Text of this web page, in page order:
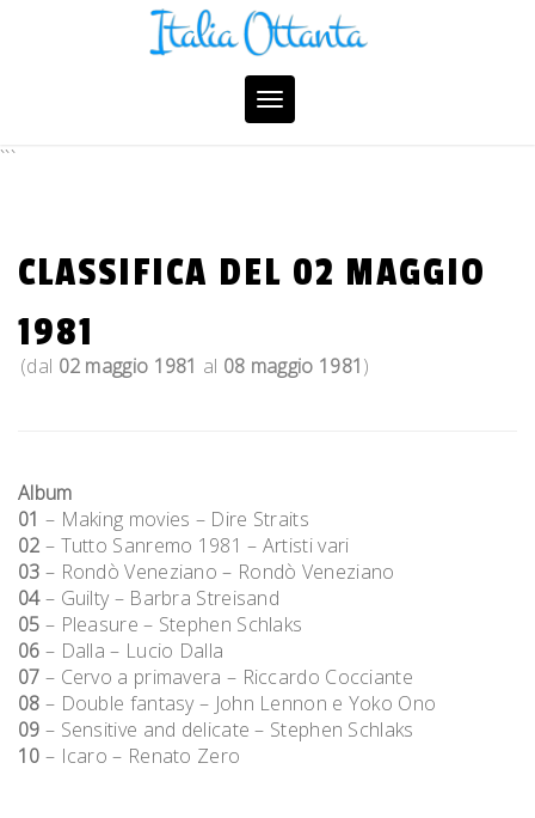
Toggle
navigation
```
CLASSIFICA DEL 02 MAGGIO
1981
(dal 02 maggio 1981 al 08 maggio 1981)
Album
01 – Making movies – Dire Straits
02 – Tutto Sanremo 1981 – Artisti vari
03 – Rondò Veneziano – Rondò Veneziano
04– Guilty – Barbra Streisand
05 – Pleasure – Stephen Schlaks
06 – Dalla – Lucio Dalla
07 – Cervo a primavera – Riccardo Cocciante
08 – Double fantasy – John Lennon e Yoko Ono
09 – Sensitive and delicate – Stephen Schlaks
10 – Icaro – Renato Zero